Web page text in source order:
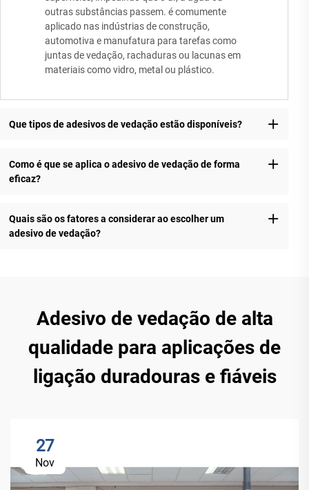
outras substâncias passem. é comumente
aplicado nas indústrias de construção,
automotiva e manufatura para tarefas como
juntas de vedação, rachaduras ou lacunas em
materiais como vidro, metal ou plástico.
Que tipos de adesivos de vedação estão disponíveis?
Como é que se aplica o adesivo de vedação de forma
eficaz?
Quais são os fatores a considerar ao escolher um
adesivo de vedação?
Adesivo de vedação de alta
qualidade para aplicações de
ligação duradouras e fiáveis
27
Nov